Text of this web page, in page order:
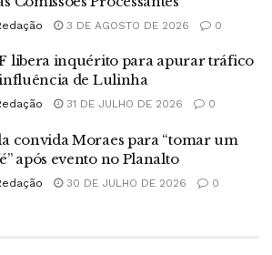
3 DE AGOSTO DE 2026 0
libera inquérito para apurar tráfico
de Lulinha
31 DE JULHO DE 2026 0
convida Moraes para “tomar um
após evento no Planalto
30 DE JULHO DE 2026 0